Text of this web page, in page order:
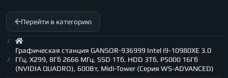
Перейти в категорию
Графическая станция GANSOR-936999 Intel i9-10980XE 3.0
ГГц, X299, 8Гб 2666 МГц, SSD 1Тб, HDD 3Тб, P5000 16Гб
(NVIDIA QUADRO), 600Вт, Midi-Tower (Серия WS-ADVANCED)